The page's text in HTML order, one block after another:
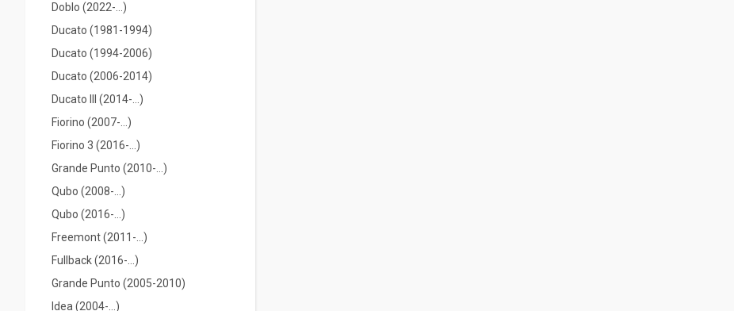
Doblo (2022-…)
Ducato (1981-1994)
Ducato (1994-2006)
Ducato (2006-2014)
Ducato III (2014-...)
Fiorino (2007-...)
Fiorino 3 (2016-...)
Grande Punto (2010-...)
Qubo (2008-...)
Qubo (2016-...)
Freemont (2011-...)
Fullback (2016-…)
Grande Punto (2005-2010)
Idea (2004-...)